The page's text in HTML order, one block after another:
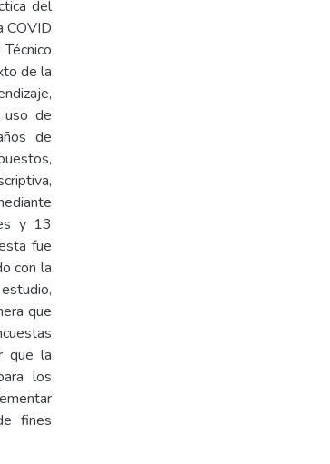
del
COVID
de la
uso de
de
y 13
fue
con la
que
que la
los
fines